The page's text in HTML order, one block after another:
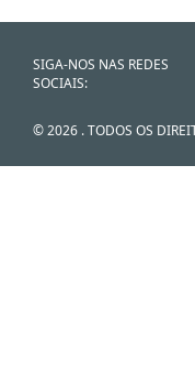
SIGA-NOS NAS REDES
SOCIAIS:
© 2026 . TODOS OS